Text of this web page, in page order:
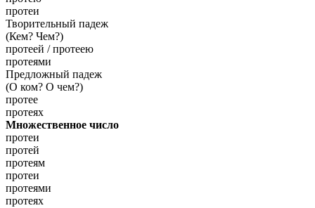
протеи
Творительный падеж
(Кем? Чем?)
протеей / протеею
протеями
Предложный падеж
(О ком? О чем?)
протее
протеях
Множественное число
протеи
протей
протеям
протеи
протеями
протеях